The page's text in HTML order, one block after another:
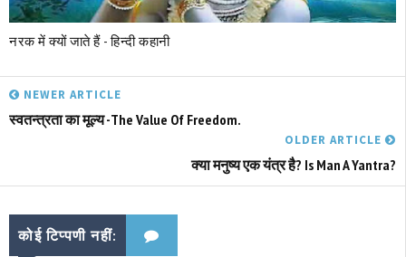
नरक में क्‍यों जाते हैं - हिन्दी कहानी
NEWER ARTICLE
स्वतन्त्रता का मूल्य -The Value Of Freedom.
OLDER ARTICLE
क्या मनुष्य एक यंत्र है? Is Man A Yantra?
कोई टिप्पणी नहीं: